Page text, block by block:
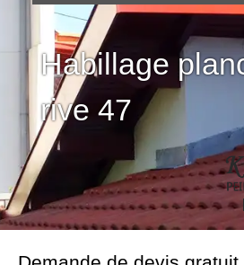
Habillage
rive 47